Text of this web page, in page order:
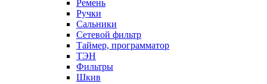
Ремень
Ручки
Сальники
Сетевой фильтр
Таймер, программатор
ТЭН
Фильтры
Шкив